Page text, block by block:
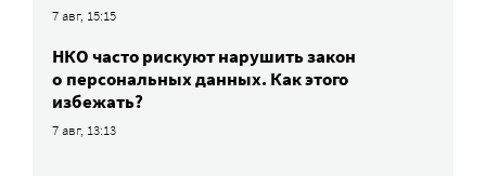
7 авг, 15:15
НКО часто рискуют нарушить закон
о персональных данных. Как этого
избежать?
7 авг, 13:13